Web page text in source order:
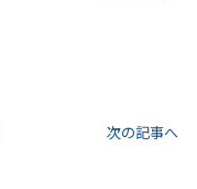
次の記事へ